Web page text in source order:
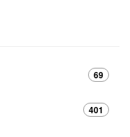
69
401